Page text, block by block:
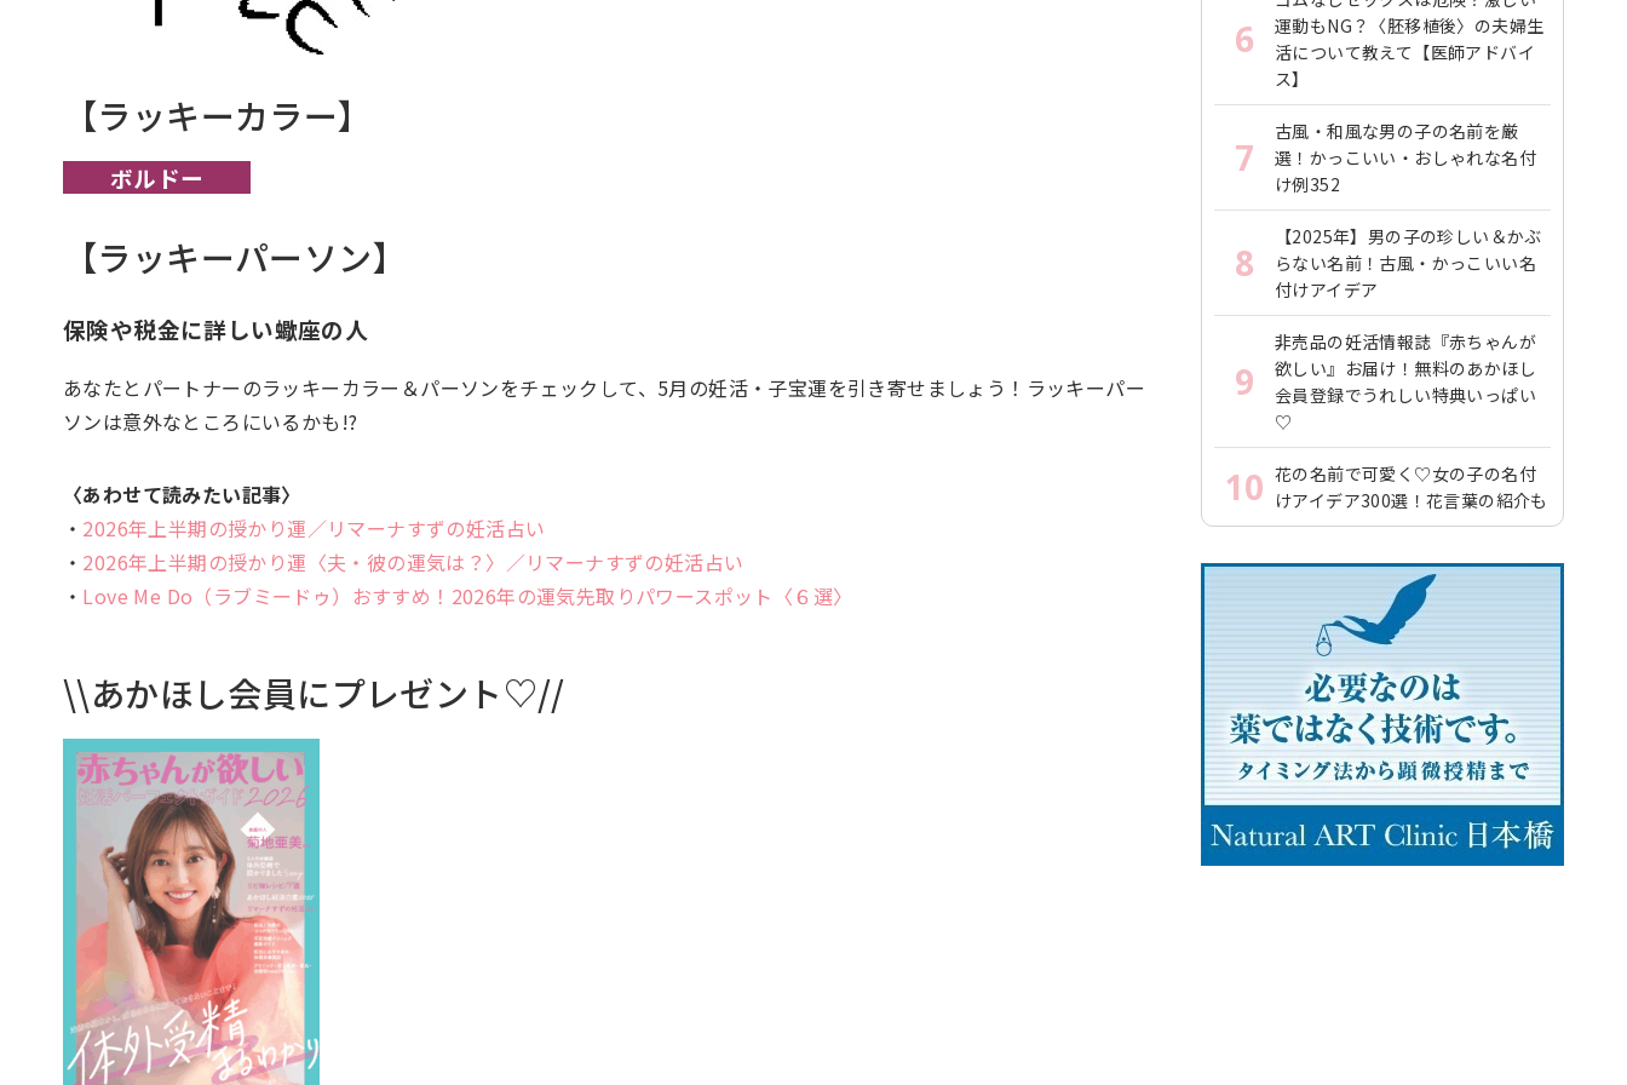
【ラッキーカラー】
ボルドー
【ラッキーパーソン】
保険や税金に詳しい蠍座の人
あなたとパートナーのラッキーカラー＆パーソンをチェックして、5月の妊活・子宝運を引き寄せましょう！ラッキーパー
ソンは意外なところにいるかも!?
〈あわせて読みたい記事〉
・ 2026年上半期の授かり運／リマーナすずの妊活占い
・ 2026年上半期の授かり運〈夫・彼の運気は？〉／リマーナすずの妊活占い
・ Love Me Do（ラブミードゥ）おすすめ！2026年の運気先取りパワースポット〈６選〉
\\あかほし会員にプレゼント♡//
6
運動もNG？〈胚移植後〉の夫婦生
活について教えて【医師アドバイ
ス】
7
古風・和風な男の子の名前を厳
選！かっこいい・おしゃれな名付
け例352
8
【2025年】男の子の珍しい＆かぶ
らない名前！古風・かっこいい名
付けアイデア
9
非売品の妊活情報誌『赤ちゃんが
欲しい』お届け！無料のあかほし
会員登録でうれしい特典いっぱい
♡
10 花の名前で可愛く♡女の子の名付
けアイデア300選！花言葉の紹介も